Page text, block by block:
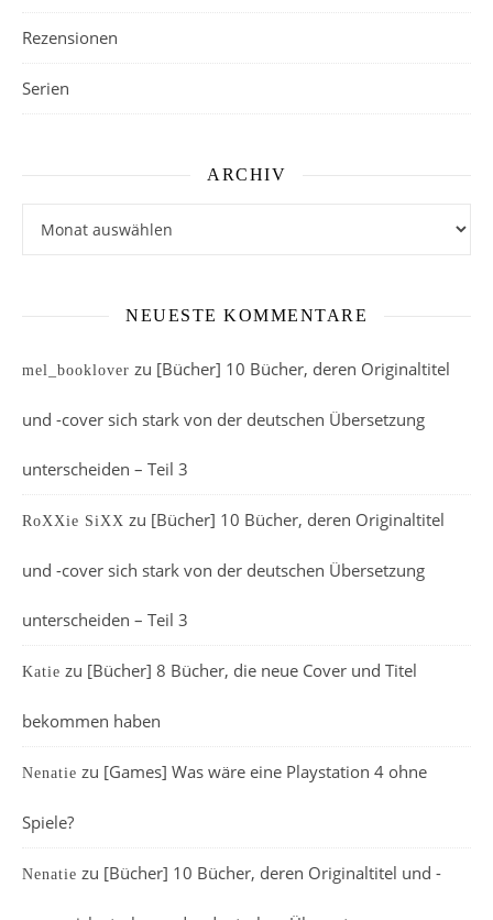
Rezensionen
Serien
ARCHIV
NEUESTE KOMMENTARE
mel_booklover zu [Bücher] 10 Bücher, deren Originaltitel
und -cover sich stark von der deutschen Übersetzung
unterscheiden – Teil 3
RoXXie SiXX zu [Bücher] 10 Bücher, deren Originaltitel
und -cover sich stark von der deutschen Übersetzung
unterscheiden – Teil 3
Katie zu [Bücher] 8 Bücher, die neue Cover und Titel
bekommen haben
Nenatie zu [Games] Was wäre eine Playstation 4 ohne
Spiele?
Nenatie zu [Bücher] 10 Bücher, deren Originaltitel und -